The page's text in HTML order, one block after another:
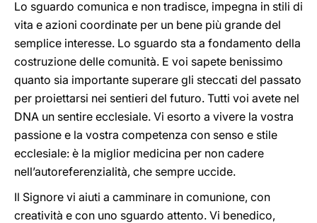
Lo sguardo comunica e non tradisce, impegna in stili di
vita e azioni coordinate per un bene più grande del
semplice interesse. Lo sguardo sta a fondamento della
costruzione delle comunità. E voi sapete benissimo
quanto sia importante superare gli steccati del passato
per proiettarsi nei sentieri del futuro. Tutti voi avete nel
DNA un sentire ecclesiale. Vi esorto a vivere la vostra
passione e la vostra competenza con senso e stile
ecclesiale: è la miglior medicina per non cadere
nell’autoreferenzialità, che sempre uccide.
Il Signore vi aiuti a camminare in comunione, con
creatività e con uno sguardo attento. Vi benedico,